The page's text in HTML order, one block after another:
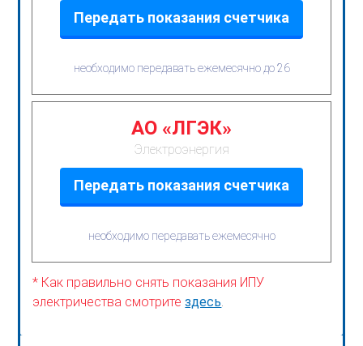
Передать показания счетчика
необходимо передавать ежемесячно до 26
АО «ЛГЭК»
Электроэнергия
Передать показания счетчика
необходимо передавать ежемесячно
* Как правильно снять показания ИПУ
электричества смотритездесь